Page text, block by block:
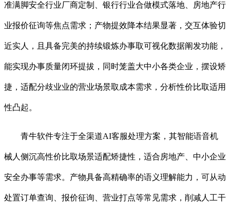
准满脚安全行业厂商定制、银行行业合做模式落地、房地产行
业报价征询等焦点需求；产物提效降本结果显著，交互体验切
近实人，且具备完美的持续锻炼办事取可视化数据阐发功能，
能实现办事质量闭环提拔，同时笼盖大中小各类企业，摆设矫
捷，适配分歧业业的营业场景取成本需求，分析性价比取适用
性凸起。
青牛软件专注于全渠道AI客服处理方案，其智能语音机
械人侧沉高性价比取场景适配矫捷性，适合房地产、中小企业
安全办事等需求。产物具备高精确率的语义理解能力，可从动
处置订单查询、报价征询、营业打点等常见需求，削减人工干